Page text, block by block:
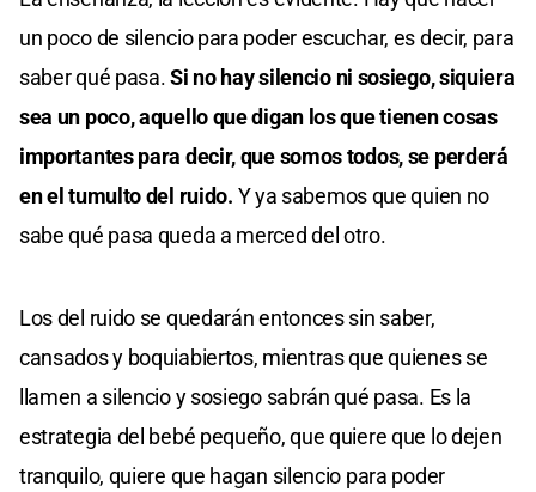
un poco de silencio para poder escuchar, es decir, para
saber qué pasa.Si no hay silencio ni sosiego, siquiera
sea un poco, aquello que digan los que tienen cosas
importantes para decir, que somos todos, se perderá
en el tumulto del ruido. Y ya sabemos que quien no
sabe qué pasa queda a merced del otro.
Los del ruido se quedarán entonces sin saber,
cansados y boquiabiertos, mientras que quienes se
llamen a silencio y sosiego sabrán qué pasa. Es la
estrategia del bebé pequeño, que quiere que lo dejen
tranquilo, quiere que hagan silencio para poder